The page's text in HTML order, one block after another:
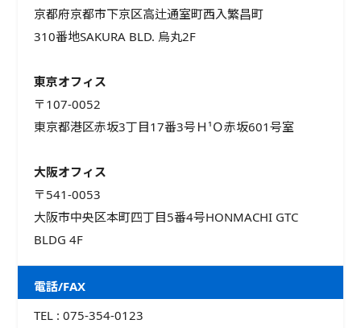
京都府京都市下京区高辻通室町西入繁昌町
310番地SAKURA BLD. 烏丸2F
東京オフィス
〒107-0052
東京都港区赤坂3丁目17番3号Ｈ¹Ｏ赤坂601号室
大阪オフィス
〒541-0053
大阪市中央区本町四丁目5番4号HONMACHI GTC
BLDG 4F
電話/FAX
TEL : 075-354-0123